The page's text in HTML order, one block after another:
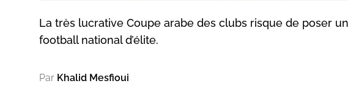
La très lucrative Coupe arabe des clubs risque de poser
football national d’élite.
Par Khalid Mesfioui